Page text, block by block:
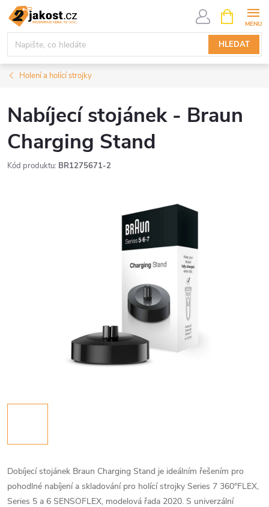
Přejít
obsah
HLEDAT
NÁKUPNÍ
KOŠÍK
Holení a holící strojky
Nabíjecí stojánek - Braun
Charging Stand
Kód produktu: BR1275671-2
Dobíjecí stojánek Braun Charging Stand je ideálním řešením pro
pohodlné nabíjení a skladování pro holící strojky Series 7 360°FLEX,
Series 5 a 6 SENSOFLEX, modelová řada 2020. S univerzální